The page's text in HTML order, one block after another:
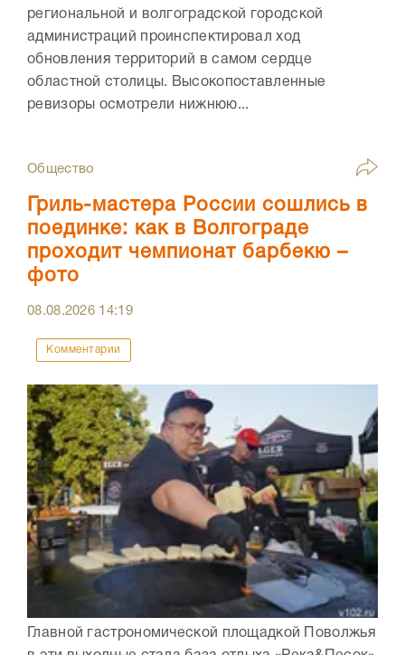
региональной и волгоградской городской
администраций проинспектировал ход
обновления территорий в самом сердце
областной столицы. Высокопоставленные
ревизоры осмотрели нижнюю...
Общество
Гриль-мастера России сошлись в
поединке: как в Волгограде
проходит чемпионат барбекю –
фото
08.08.2026 14:19
Комментарии
Главной гастрономической площадкой Поволжья